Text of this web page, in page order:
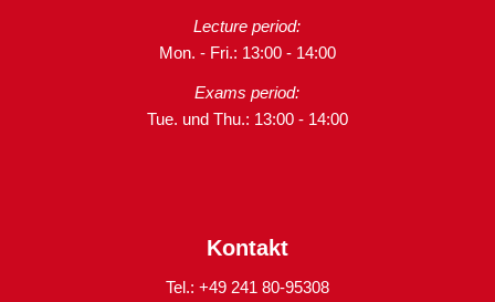
Lecture period:
Mon. - Fri.: 13:00 - 14:00
Exams period:
Tue. und Thu.: 13:00 - 14:00
Kontakt
Tel.: +49 241 80-95308